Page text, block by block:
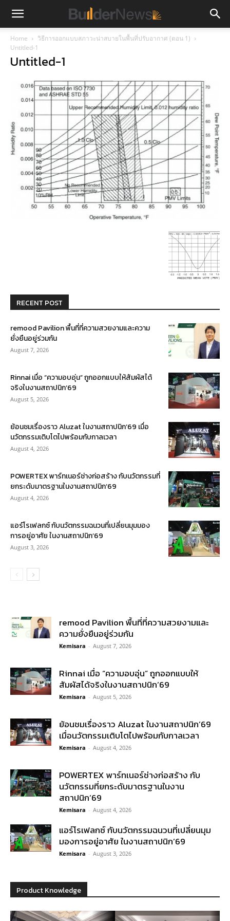
Home
วิธีการออกแบบสภาวะน่าสบายในพื้นที่ปรับอากาศ (ตอน 1)
Untitled-1
Untitled-1
RECENT POST
remood Pavilion พื้นที่ที่ความสวยงามและความ
ยั่งยืนอยู่ร่วมกัน
August 7, 2026
Rinnai เมื่อ “ความอบอุ่น” ถูกออกแบบให้สัมผัสได้
จริงในงานสถาปนิก’69
August 5, 2026
ย้อนชมเรื่องราว Aluzat ในงานสถาปนิก’69 เมื่อ
นวัตกรรมเติบโตไปพร้อมกับกาลเวลา
August 4, 2026
POWERTEX พาร์ทเนอร์ช่างก่อสร้าง กับนวัตกรรมที่
ยกระดับมาตรฐานในงานสถาปนิก’69
August 4, 2026
แอร์โรเฟลกซ์ กับนวัตกรรมฉนวนที่เปลี่ยนมุมมอง
การอยู่อาศัย ในงานสถาปนิก’69
August 3, 2026
remood Pavilion พื้นที่ที่ความสวยงามและ
ความยั่งยืนอยู่ร่วมกัน
Kemisara - August 7, 2026
Rinnai เมื่อ “ความอบอุ่น” ถูกออกแบบให้
สัมผัสได้จริงในงานสถาปนิก’69
Kemisara - August 5, 2026
ย้อนชมเรื่องราว Aluzat ในงานสถาปนิก’69
เมื่อนวัตกรรมเติบโตไปพร้อมกับกาลเวลา
Kemisara - August 4, 2026
POWERTEX พาร์ทเนอร์ช่างก่อสร้าง กับ
นวัตกรรมที่ยกระดับมาตรฐานในงาน
สถาปนิก’69
Kemisara - August 4, 2026
แอร์โรเฟลกซ์ กับนวัตกรรมฉนวนที่เปลี่ยนมุม
มองการอยู่อาศัย ในงานสถาปนิก’69
Kemisara - August 3, 2026
Product Knowledge